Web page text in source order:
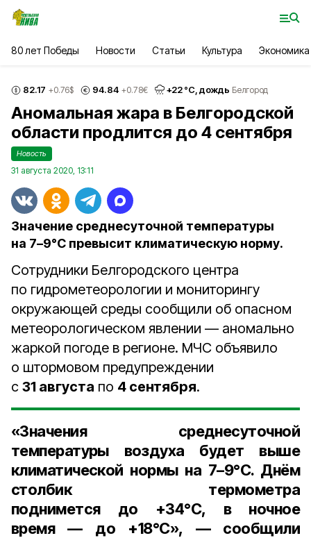
80 лет Победы Новости Статьи Культура Экономика
82.17 +0.76$ 94.84 +0.78€ +22°С, дождь Белгород
Аномальная жара в Белгородской
области продлится до 4 сентября
Новость
31 августа 2020, 13:11
Значение среднесуточной температуры
на 7–9°С превысит климатическую норму.
Сотрудники Белгородского центра
по гидрометеорологии и мониторингу
окружающей среды сообщили об опасном
метеорологическом явлении — аномально
жаркой погоде в регионе. МЧС объявило
о штормовом предупреждении
с 31 августа по 4 сентября.
«Значения среднесуточной
температуры воздуха будет выше
климатической нормы на 7–9°С. Днём
столбик термометра
поднимется до +34°С, в ночное
время — до +18°С», — сообщили